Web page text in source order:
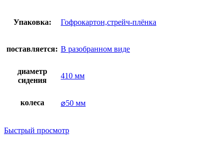
Упаковка: Гофрокартон,стрейч-плёнка
поставляется: В разобранном виде
диаметр
сидения
410 мм
колеса ⌀50 мм
Быстрый просмотр